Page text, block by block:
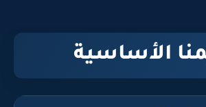
الأساسية